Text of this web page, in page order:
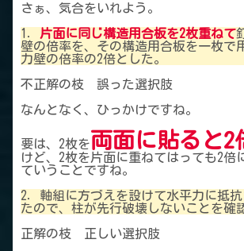
さぁ、気合をいれよう。
1． 片面に同じ構造用合板を2枚重ねて
壁の倍率を、その構造用合板を一枚で
力壁の倍率の2倍とした。
不正解の枝 誤った選択肢
なんとなく、ひっかけですね。
要は、2枚を両面に貼ると2
けど、2枚を片面に重ねてはっても2倍
ていうことですね。
2．軸組に方づえを設けて水平力に抵
たので、柱が先行破壊しないことを確
正解の枝 正しい選択肢